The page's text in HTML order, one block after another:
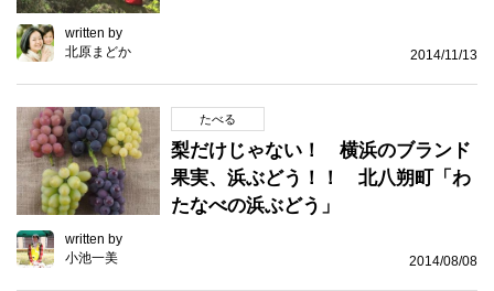
written by
北原まどか
2014/11/13
たべる
梨だけじゃない！ 横浜のブランド
果実、浜ぶどう！！ 北八朔町「わ
たなべの浜ぶどう」
written by
小池一美
2014/08/08